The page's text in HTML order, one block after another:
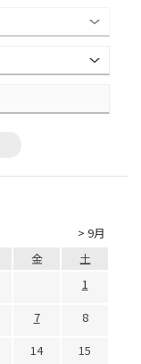
> 9月
金
土
1
7
8
14
15